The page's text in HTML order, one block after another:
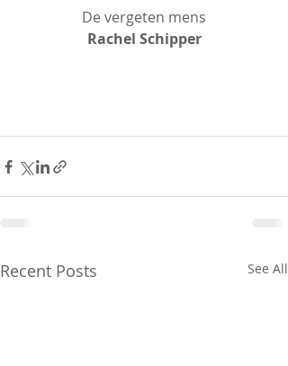
De vergeten mens
Rachel Schipper
Recent Posts See All